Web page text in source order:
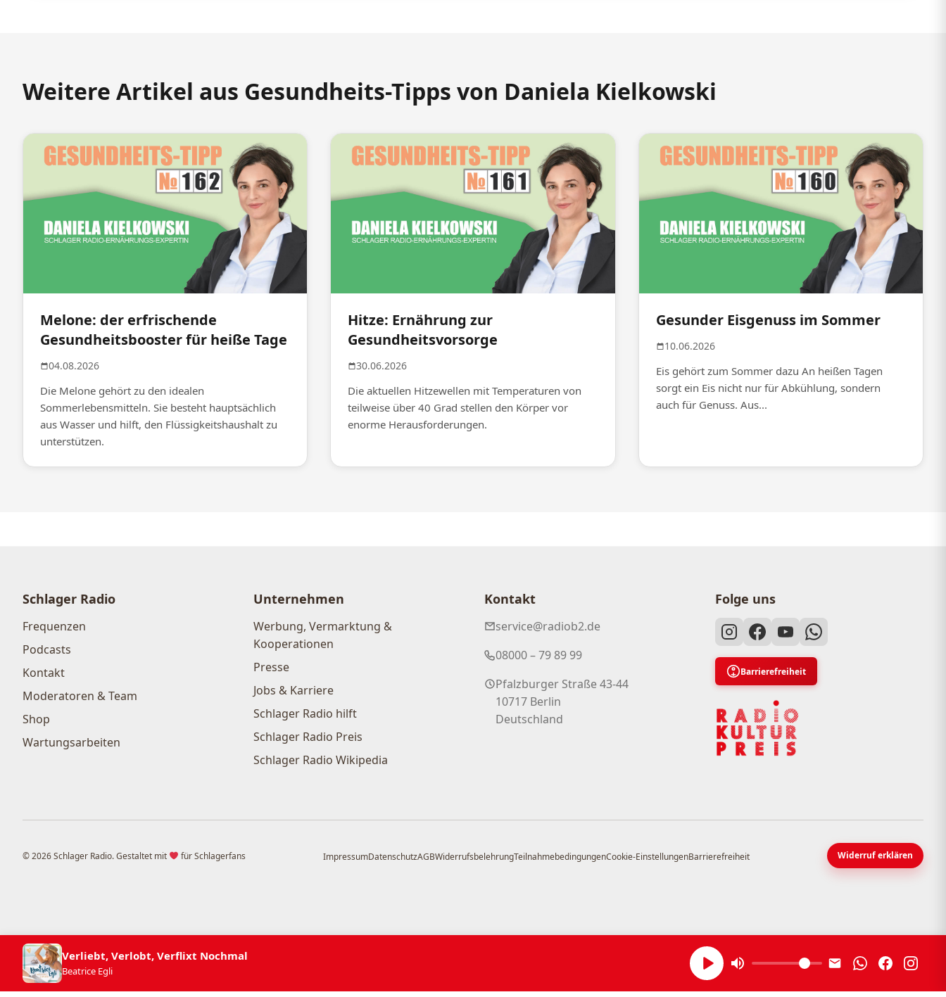
Weitere Artikel aus Gesundheits-Tipps von Daniela Kielkowski
Melone: der erfrischende
Gesundheitsbooster für heiße Tage
04.08.2026
Die Melone gehört zu den idealen
Sommerlebensmitteln. Sie besteht hauptsächlich
aus Wasser und hilft, den Flüssigkeitshaushalt zu
unterstützen.
Hitze: Ernährung zur
Gesundheitsvorsorge
30.06.2026
Die aktuellen Hitzewellen mit Temperaturen von
teilweise über 40 Grad stellen den Körper vor
enorme Herausforderungen.
Gesunder Eisgenuss im Sommer
10.06.2026
Eis gehört zum Sommer dazu An heißen Tagen
sorgt ein Eis nicht nur für Abkühlung, sondern
auch für Genuss. Aus...
Schlager Radio
Frequenzen
Podcasts
Kontakt
Moderatoren & Team
Shop
Wartungsarbeiten
Unternehmen
Werbung, Vermarktung &
Kooperationen
Presse
Jobs & Karriere
Schlager Radio hilft
Schlager Radio Preis
Schlager Radio Wikipedia
Kontakt
service@radiob2.de
08000 – 79 89 99
Pfalzburger Straße 43-44
10717 Berlin
Deutschland
Folge uns
Barrierefreiheit
© 2026 Schlager Radio. Gestaltet mit für Schlagerfans ImpressumDatenschutzAGBWiderrufsbelehrungTeilnahmebedingungenCookie-EinstellungenBarrierefreiheit Widerruf erklären
Verliebt, Verlobt, Verflixt Nochmal
Beatrice Egli